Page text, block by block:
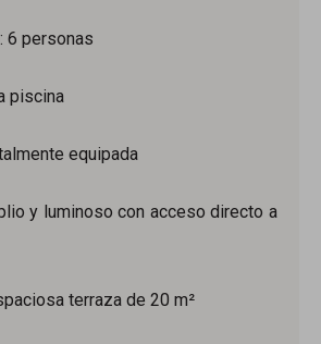
6 personas
piscina
equipada
y luminoso con acceso directo a
terraza de 20 m²